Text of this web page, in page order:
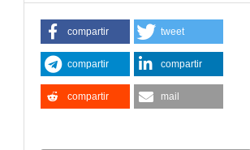
compartir tweet
compartir compartir
compartir mail